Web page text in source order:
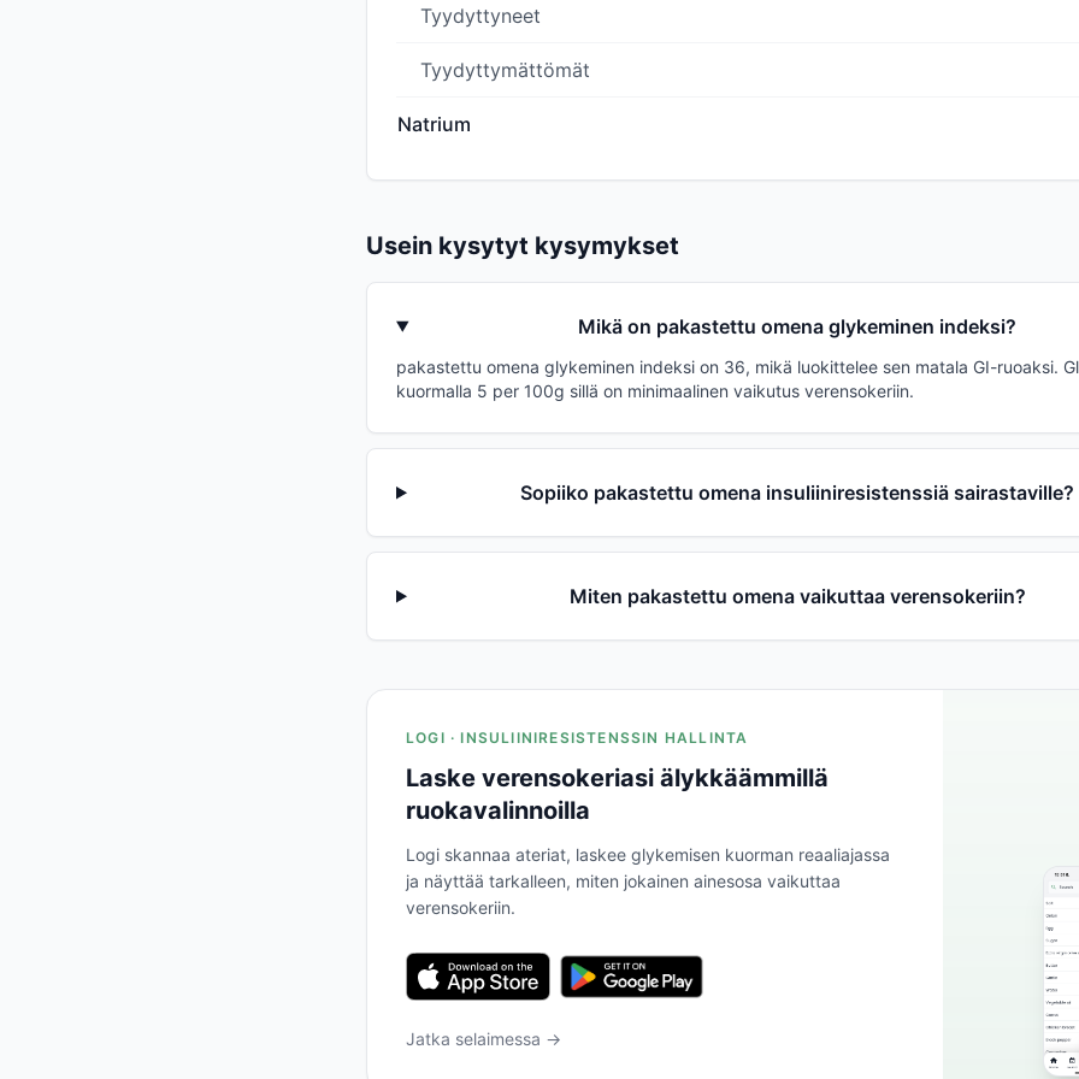
Tyydyttyneet
Tyydyttymättömät
Natrium
Usein kysytyt kysymykset
Mikä on pakastettu omena glykeminen indeksi?
pakastettu omena glykeminen indeksi on 36, mikä luokittelee sen matala GI-ruoaksi.
kuormalla 5 per 100g sillä on minimaalinen vaikutus verensokeriin.
Sopiiko pakastettu omena insuliiniresistenssiä sairastaville?
Miten pakastettu omena vaikuttaa verensokeriin?
LOGI · INSULIINIRESISTENSSIN HALLINTA
Laske verensokeriasi älykkäämmillä
ruokavalinnoilla
Logi skannaa ateriat, laskee glykemisen kuorman reaaliajassa
ja näyttää tarkalleen, miten jokainen ainesosa vaikuttaa
verensokeriin.
Jatka selaimessa →